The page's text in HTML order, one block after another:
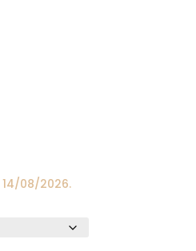
14/08/2026.